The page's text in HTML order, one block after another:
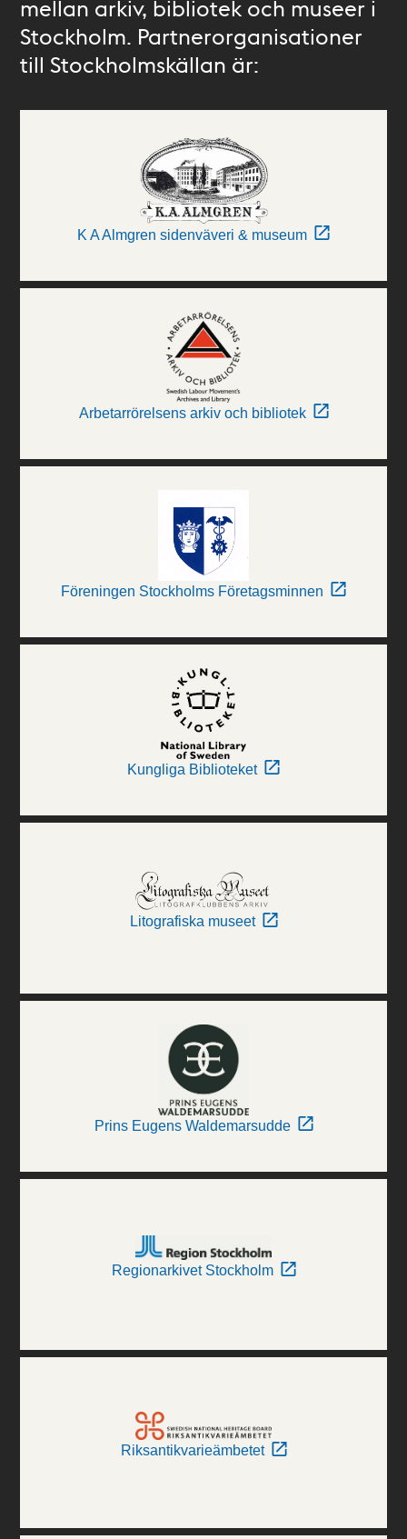
mellan arkiv, bibliotek och museer i
Stockholm. Partnerorganisationer
till Stockholmskällan är:
K A Almgren sidenväveri & museum
Arbetarrörelsens arkiv och bibliotek
Föreningen Stockholms Företagsminnen
Kungliga Biblioteket
Litografiska museet
Prins Eugens Waldemarsudde
Regionarkivet Stockholm
Riksantikvarieämbetet